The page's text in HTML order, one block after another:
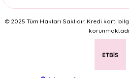
© 2025 Tüm Hakları Saklıdır. Kredi kartı